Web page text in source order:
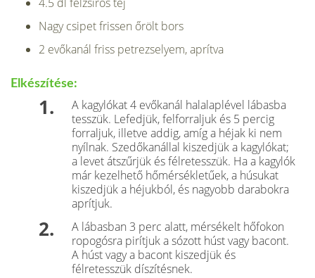
Nagy csipet frissen őrölt bors
2 evőkanál friss petrezselyem, aprítva
Elkészítése:
A kagylókat 4 evőkanál halalaplével lábasba
tesszük. Lefedjük, felforraljuk és 5 percig
forraljuk, illetve addig, amíg a héjak ki nem
nyílnak. Szedőkanállal kiszedjük a kagylókat;
a levet átszűrjük és félretesszük. Ha a kagylók
már kezelhető hőmérsékletűek, a húsukat
kiszedjük a héjukból, és nagyobb darabokra
aprítjuk.
A lábasban 3 perc alatt, mérsékelt hőfokon
ropogósra pirítjuk a sózott húst vagy bacont.
A húst vagy a bacont kiszedjük és
félretesszük díszítésnek.